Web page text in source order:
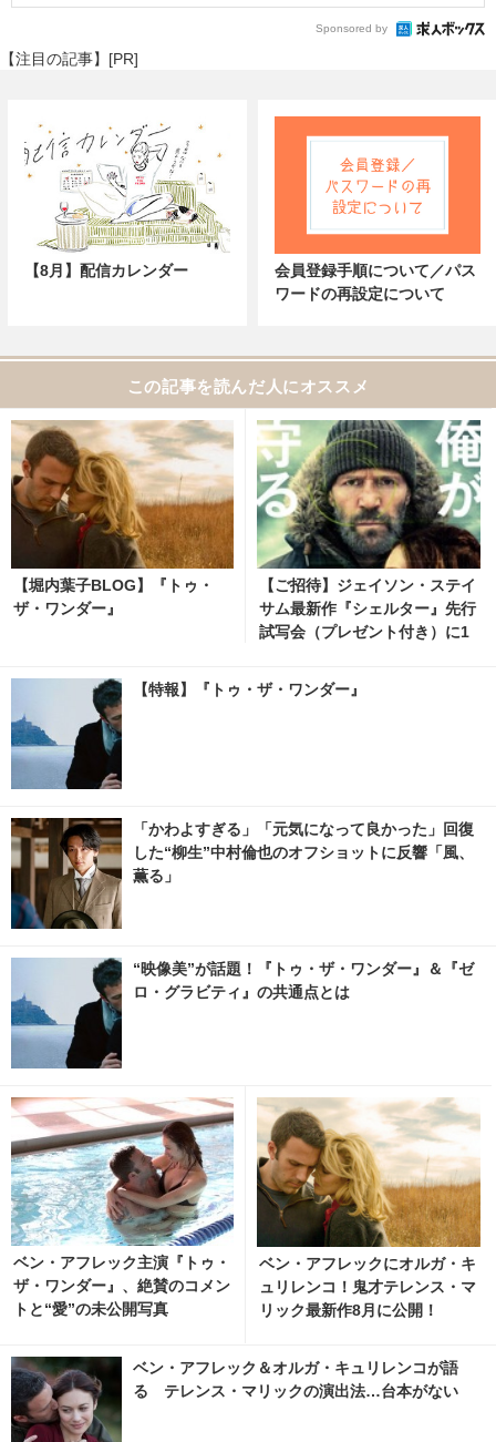
Sponsored by
【注目の記事】[PR]
【8月】配信カレンダー
会員登録手順について／パス
ワードの再設定について
この記事を読んだ人にオススメ
【堀内葉子BLOG】『トゥ・
ザ・ワンダー』
【ご招待】ジェイソン・ステイ
サム最新作『シェルター』先行
試写会（プレゼント付き）に1
【特報】『トゥ・ザ・ワンダー』
「かわよすぎる」「元気になって良かった」回復
した“柳生”中村倫也のオフショットに反響「風、
薫る」
“映像美”が話題！『トゥ・ザ・ワンダー』＆『ゼ
ロ・グラビティ』の共通点とは
ベン・アフレック主演『トゥ・
ザ・ワンダー』、絶賛のコメン
トと“愛”の未公開写真
ベン・アフレックにオルガ・キ
ュリレンコ！鬼才テレンス・マ
リック最新作8月に公開！
ベン・アフレック＆オルガ・キュリレンコが語
る テレンス・マリックの演出法…台本がない